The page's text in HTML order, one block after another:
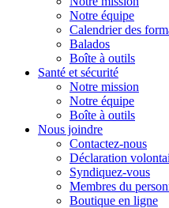
Notre équipe
Calendrier des
Balados
Boîte à outils
Santé et sécurité
Notre mission
Notre équipe
Boîte à outils
Nous joindre
Contactez-nous
Déclaration
Syndiquez-vous
Membres du
Boutique en ligne